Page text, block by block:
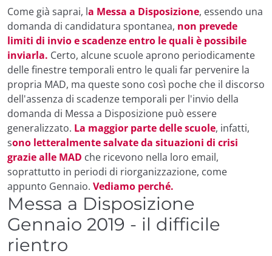
Come già saprai, la Messa a Disposizione, essendo una
domanda di candidatura spontanea, non prevede
limiti di invio e scadenze entro le quali è possibile
inviarla. Certo, alcune scuole aprono periodicamente
delle finestre temporali entro le quali far pervenire la
propria MAD, ma queste sono così poche che il discorso
dell'assenza di scadenze temporali per l'invio della
domanda di Messa a Disposizione può essere
generalizzato. La maggior parte delle scuole, infatti,
sono letteralmente salvate da situazioni di crisi
grazie alle MAD che ricevono nella loro email,
soprattutto in periodi di riorganizzazione, come
appunto Gennaio. Vediamo perché.
Messa a Disposizione
Gennaio 2019 - il difficile
rientro